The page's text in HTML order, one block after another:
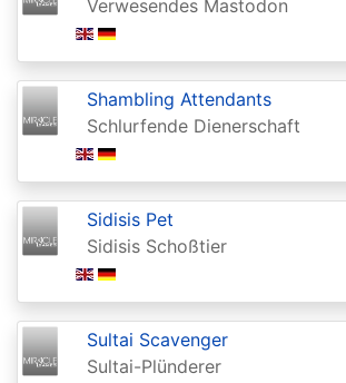
Pack
Promos
Coldsnap
Coldsnap:
Theme
Decks
Commander
Commander
2013
Verwesendes Mastodon
Shambling Attendants
Schlurfende Dienerschaft
Sidisis Pet
Sidisis Schoßtier
Sultai Scavenger
Sultai-Plünderer